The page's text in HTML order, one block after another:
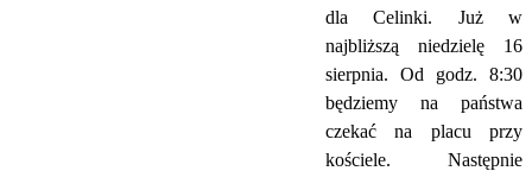
dla Celinki. Już w
najbliższą niedzielę 16
sierpnia. Od godz. 8:30
będziemy na państwa
czekać na placu przy
kościele. Następnie